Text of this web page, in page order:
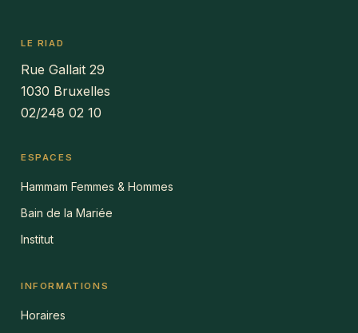
LE RIAD
Rue Gallait 29
1030 Bruxelles
02/248 02 10
ESPACES
Hammam Femmes & Hommes
Bain de la Mariée
Institut
INFORMATIONS
Horaires